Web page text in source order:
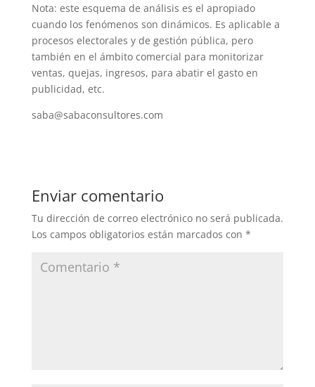
Nota: este esquema de análisis es el apropiado
cuando los fenómenos son dinámicos. Es aplicable a
procesos electorales y de gestión pública, pero
también en el ámbito comercial para monitorizar
ventas, quejas, ingresos, para abatir el gasto en
publicidad, etc.
saba@sabaconsultores.com
Enviar comentario
Tu dirección de correo electrónico no será publicada.
Los campos obligatorios están marcados con *